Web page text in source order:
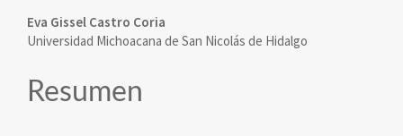
Contenido
del
Eva Gissel Castro Coria
Universidad Michoacana de San Nicolás de Hidalgo
Resumen